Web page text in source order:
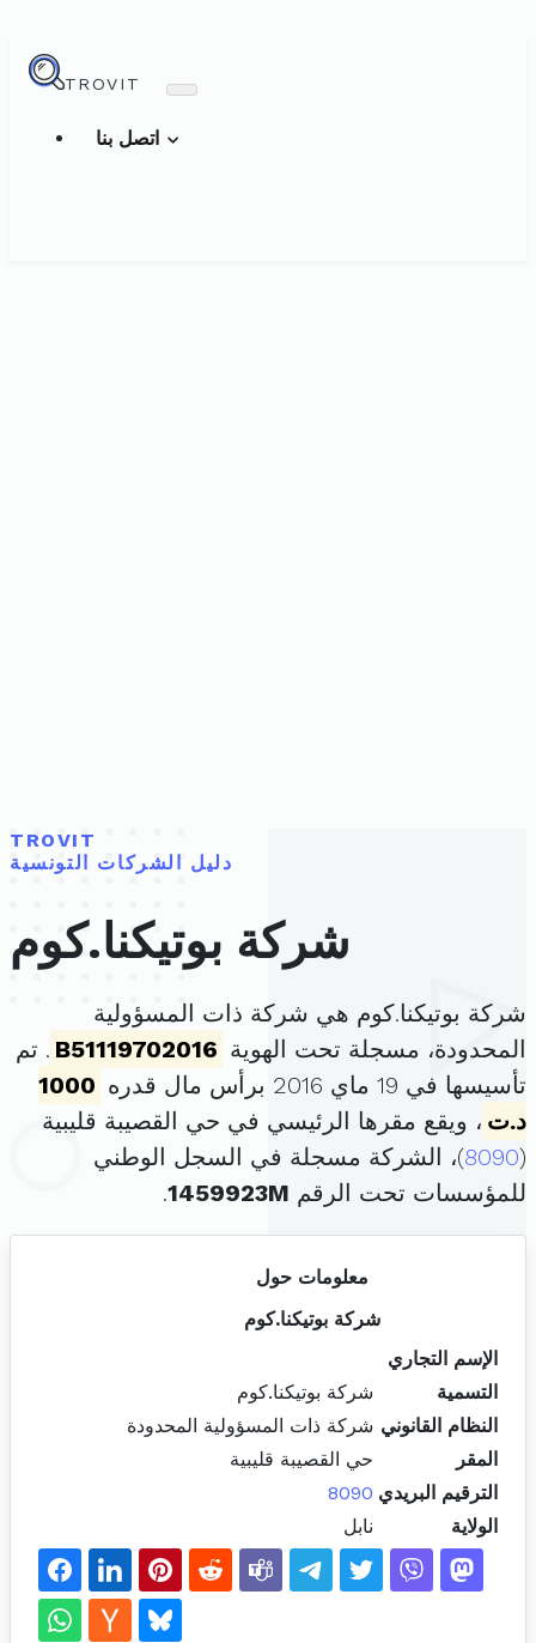
TROVIT
TROVIT
دليل الشركات التونسية
شركة بوتيكنا.كوم
شركة بوتيكنا.كوم هي شركة ذات المسؤولية
المحدودة، مسجلة تحت الهوية B51119702016 . تم
تأسيسها في 19 ماي 2016 برأس مال قدره
1000
د.ت ، ويقع مقرها الرئيسي في حي القصيبة قليبية
(
8090)، الشركة مسجلة في السجل الوطني
للمؤسسات تحت الرقم 1459923M
.
معلومات حول
شركة بوتيكنا.كوم
الإسم التجاري
التسمية
شركة بوتيكنا.كوم
النظام القانوني شركة ذات المسؤولية المحدودة
المقر
حي القصيبة قليبية
الترقيم البريدي 8090
الولاية
نابل